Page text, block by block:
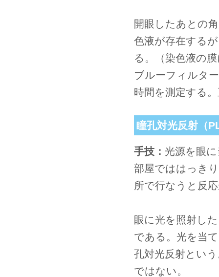
開眼したあとの
色液が存在する
る。（染色液の
ブルーフィルタ
時間を測定する
瞳孔対光反射（
手技： 光源を眼
部屋でははっき
所で行なうと反
眼に光を照射し
である。光を当
孔対光反射とい
ではない。